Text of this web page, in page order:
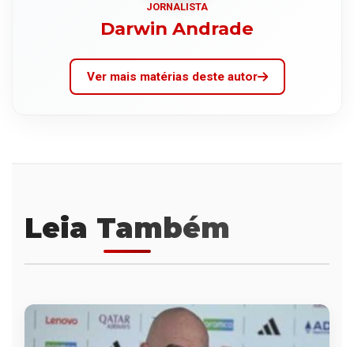
JORNALISTA
Darwin Andrade
Ver mais matérias deste autor
Leia Também